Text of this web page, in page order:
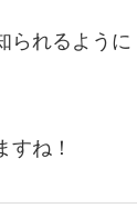
られるように
ね！